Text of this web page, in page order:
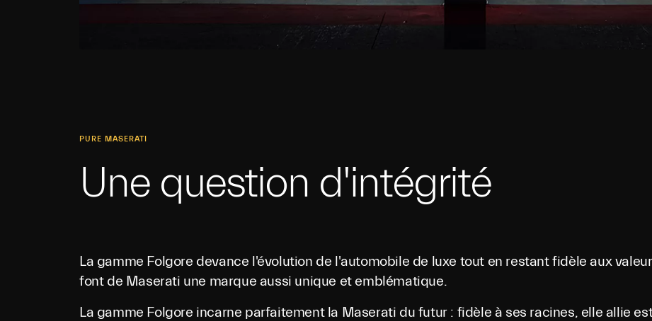
PURE MASERATI
Une question d'intégrité
La gamme Folgore devance l'évolution de l'automobile de luxe tout en restant fidèle aux
font de Maserati une marque aussi unique et emblématique.
La gamme Folgore incarne parfaitement la Maserati du futur : fidèle à ses racines, elle allie